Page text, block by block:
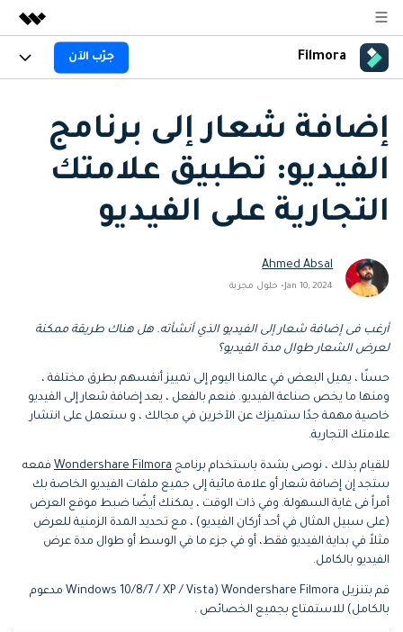
المنتجات المميزة
منتجات إدارة البيانات
نظرة عامة
من نحن
الدعم
Filmora جرّب الآن
المنصات
الميزات
AI
Filmora AIالجيل القادم من التحرير بالذكاء الاصطناعياكتشف الآن >>
ميزات الذكاء الاصطناعي جديد
الحلول
حلول الفيديو
Class
تطوير مهاراتك في تحرير
الفيديوهات المتقدمة خطوة
بخطوة
Filmora
تعلم المعرفة الأساسية في تحرير
الفيديو
إنشاء تأثيرات خاصة
بنفسك
اكتشف كيفية إنشاء تأثيرات خاصة
تابع Filmora على:
مركز الدعم
البدء
حول
استكشاف
التعاون
جرّب FILMORA اشتر الآنتسجيل الدخول
search
إضافة شعار إلى برنامج
الفيديو: تطبيق علامتك
التجارية على الفيديو
Ahmed Absal
Jan 10, 2024• حلول مجربة
أرغب فى إضافة شعار إلى الفيديو الذي أنشأته. هل هناك طريقة ممكنة
لعرض الشعار طوال مدة الفيديو؟
حسنًا ، يميل البعض في عالمنا اليوم إلى تمييز أنفسهم بطرق مختلفة ،
ومنها ما يخص صناعة الفيديو. فنعم بالفعل ، يعد إضافة شعار إلى الفيديو
خاصية مهمة جدًا ستميزك عن الآخرين في مجالك ، و ستعمل على انتشار
علامتك التجارية.
للقيام بذلك ، نوصى بشدة باستخدام برنامج Wondershare Filmora فمعه
ستجد إن إضافة شعار أو علامة مائية إلى جميع ملفات الفيديو الخاصة بك
أمراً فى غاية السهولة. وفي ذات الوقت ، يمكنك أيضًا ضبط موقع العرض
(على سبيل المثال في أحد أركان الفيديو) ، مع تحديد المدة الزمنية للعرض
مثلاً في بداية الفيديو فقط، أو في جزء ما في الوسط أو طوال مدة عرض
الفيديو بالكامل.
قم بتنزيل Wondershare Filmora (Windows 10/8/7 / XP / Vista مدعوم
بالكامل) للاستمتاع بجميع الخصائص .